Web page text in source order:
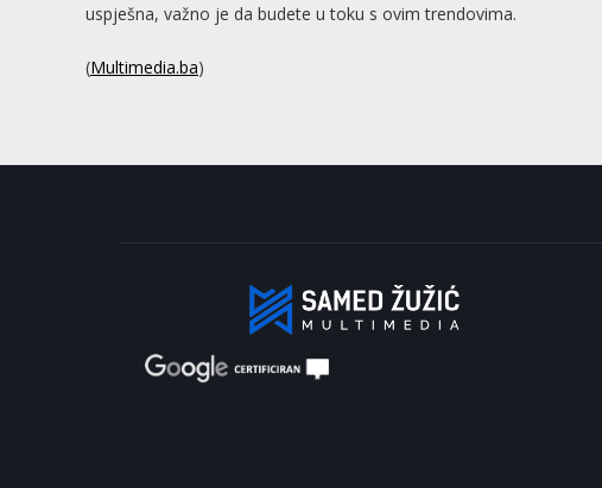
uspješna, važno je da budete u toku s ovim trendovima.
(Multimedia.ba)